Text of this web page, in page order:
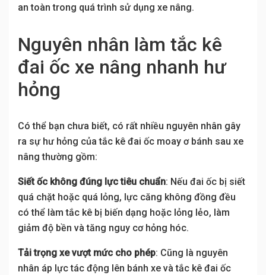
an toàn trong quá trình sử dụng xe nâng.
Nguyên nhân làm tắc kê
đai ốc xe nâng nhanh hư
hỏng
Có thể bạn chưa biết, có rất nhiều nguyên nhân gây
ra sự hư hỏng của tắc kê đai ốc moay ơ bánh sau xe
nâng thường gồm:
Siết ốc không đúng lực tiêu chuẩn: Nếu đai ốc bị siết
quá chặt hoặc quá lỏng, lực căng không đồng đều
có thể làm tắc kê bị biến dạng hoặc lỏng lẻo, làm
giảm độ bền và tăng nguy cơ hỏng hóc.
Tải trọng xe vượt mức cho phép: Cũng là nguyên
nhân áp lực tác động lên bánh xe và tắc kê đai ốc